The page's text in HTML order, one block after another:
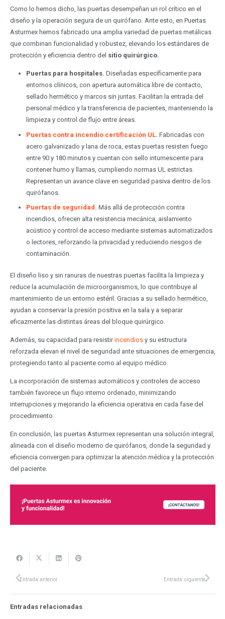
Como lo hemos dicho, las puertas desempeñan un rol crítico en el
diseño y la operación segura de un quirófano. Ante esto, en Puertas
Asturmex hemos fabricado una amplia variedad de puertas metálicas
que combinan funcionalidad y robustez, elevando los estándares de
protección y eficiencia dentro del sitio quirúrgico.
Puertas para hospitales. Diseñadas específicamente para
entornos clínicos, con apertura automática libre de contacto,
sellado hermético y marcos sin juntas. Facilitan la entrada del
personal médico y la transferencia de pacientes, manteniendo la
limpieza y control de flujo entre áreas.
Puertas contra incendio certificación UL. Fabricadas con
acero galvanizado y lana de roca, estas puertas resisten fuego
entre 90 y 180 minutos y cuentan con sello intumescente para
contener humo y llamas, cumpliendo normas UL estrictas.
Representan un avance clave en seguridad pasiva dentro de los
quirófanos.
Puertas de seguridad . Más allá de protección contra
incendios, ofrecen alta resistencia mecánica, aislamiento
acústico y control de acceso mediante sistemas automatizados
o lectores, reforzando la privacidad y reduciendo riesgos de
contaminación.
El diseño liso y sin ranuras de nuestras puertas facilita la limpieza y
reduce la acumulación de microorganismos, lo que contribuye al
mantenimiento de un entorno estéril. Gracias a su sellado hermético,
ayudan a conservar la presión positiva en la sala y a separar
eficazmente las distintas áreas del bloque quirúrgico.
Además, su capacidad para resistirincendiosy su estructura
reforzada elevan el nivel de seguridad ante situaciones de emergencia,
protegiendo tanto al paciente como al equipo médico.
La incorporación de sistemas automáticos y controles de acceso
también favorece un flujo interno ordenado, minimizando
interrupciones y mejorando la eficiencia operativa en cada fase del
procedimiento.
En conclusión, las puertas Asturmex representan una solución integral,
alineada con el diseño moderno de quirófanos, donde la seguridad y
eficiencia convergen para optimizar la atención médica y la protección
del paciente.
Entrada anterior Entrada siguiente
Entradas relacionadas